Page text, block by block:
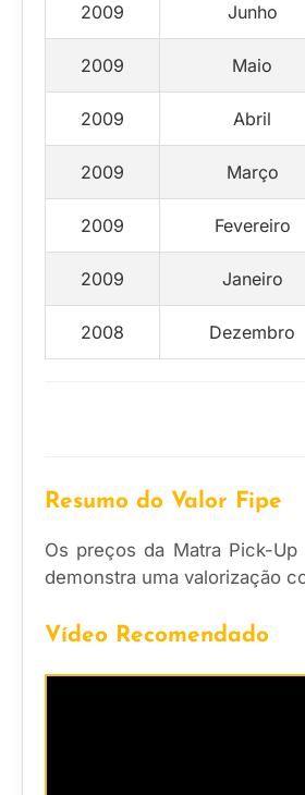
2009 Junho
2009 Maio
2009 Abril
2009 Março
2009 Fevereiro
2009 Janeiro
2008 Dezembro
Resumo do Valor Fipe
Os preços da Matra Pick-
demonstra uma valorização
Vídeo Recomendado